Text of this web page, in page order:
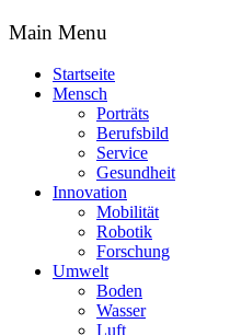
Main Menu
Startseite
Mensch
Porträts
Berufsbild
Service
Gesundheit
Innovation
Mobilität
Robotik
Forschung
Umwelt
Boden
Wasser
Luft